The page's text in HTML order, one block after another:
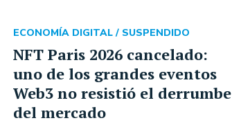
NFT Paris 2026 cancelado:
uno de los grandes eventos
Web3 no resistió el derrumbe
del mercado
ECONOMÍA DIGITAL / SUSPENDIDO